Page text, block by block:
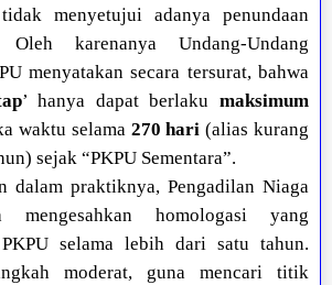
menyetujui adanya penundaan
Oleh karenanya Undang-Undang
menyatakan secara tersurat, bahwa
’ hanya dapat berlakumaksimum
waktu selama 270 hari (alias kurang
sejak “PKPU Sementara”.
dalam praktiknya, Pengadilan Niaga
mengesahkan homologasi yang
selama lebih dari satu tahun.
moderat, guna mencari titik